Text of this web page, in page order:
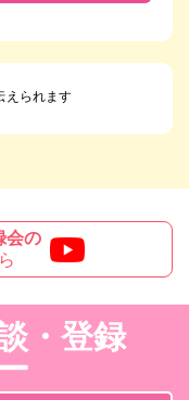
えられます
会の
・登録